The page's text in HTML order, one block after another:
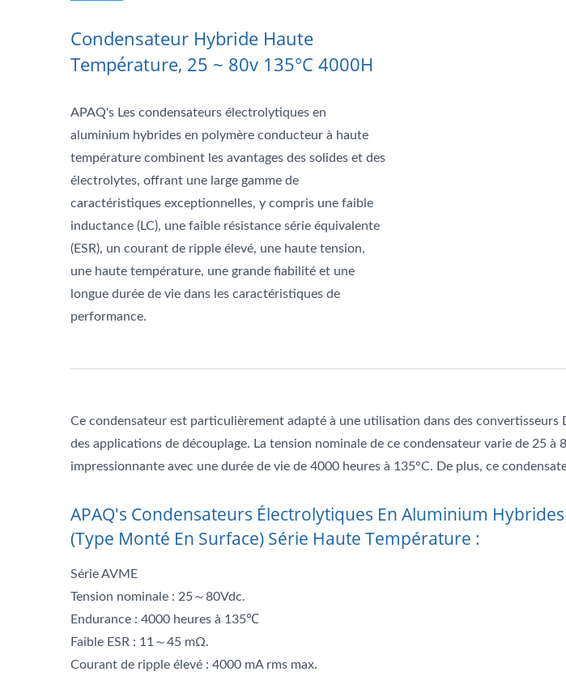
Condensateur Hybride Haute
Température, 25 ~ 80v 135°C 4000H
APAQ's Les condensateurs électrolytiques en
aluminium hybrides en polymère conducteur à haute
température combinent les avantages des solides et des
électrolytes, offrant une large gamme de
caractéristiques exceptionnelles, y compris une faible
inductance (LC), une faible résistance série équivalente
(ESR), un courant de ripple élevé, une haute tension,
une haute température, une grande fiabilité et une
longue durée de vie dans les caractéristiques de
performance.
Ce condensateur est particulièrement adapté à une utilisation dans des convertisseurs
des applications de découplage. La tension nominale de ce condensateur varie de 25 à
impressionnante avec une durée de vie de 4000 heures à 135°C. De plus, ce
APAQ's Condensateurs Électrolytiques En Aluminium
(type Monté En Surface) Série Haute Température :
Série AVME
Tension nominale : 25～80Vdc.
Endurance : 4000 heures à 135℃
Faible ESR : 11～45 mΩ.
Courant de ripple élevé : 4000 mA rms max.